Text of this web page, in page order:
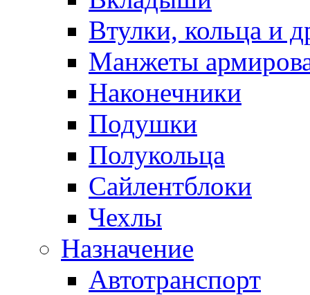
Втулки, кольца и
Манжеты
Наконечники
Подушки
Полукольца
Сайлентблоки
Чехлы
Назначение
Автотранспорт